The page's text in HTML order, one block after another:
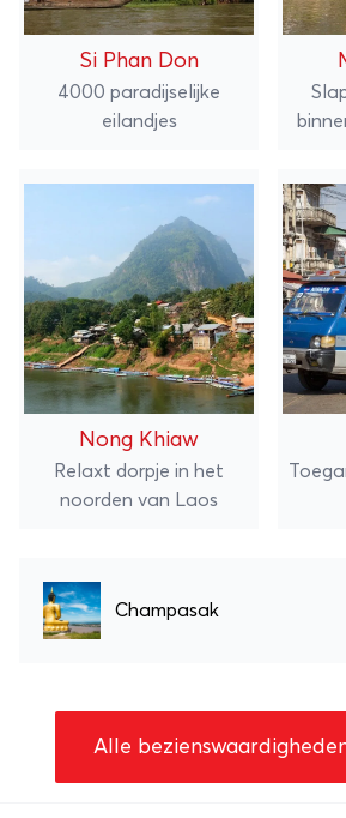
Si Phan Don
4000 paradijselijke
eilandjes
Nong Khiaw
Relaxt dorpje in het
noorden van Laos
Champasak
Alle